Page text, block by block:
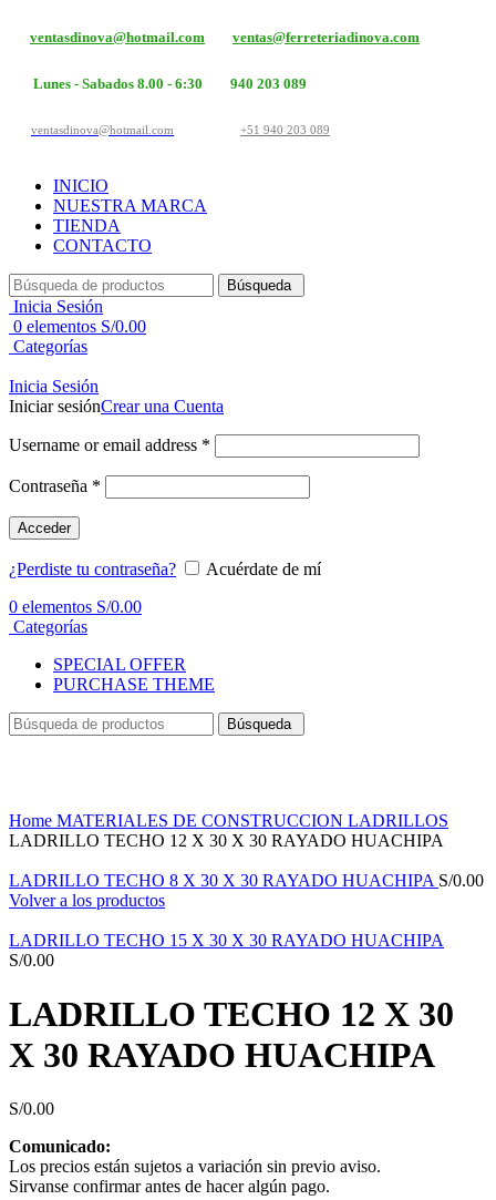
ventasdinova@hotmail.com ventas@ferreteriadinova.com
Lunes - Sabados 8.00 - 6:30 940 203 089
ventasdinova@hotmail.com +51 940 203 089
INICIO
NUESTRA MARCA
TIENDA
CONTACTO
Búsqueda
Inicia Sesión
0 elementos S/0.00
Categorías
Inicia Sesión
Iniciar sesiónCrear una Cuenta
Username or email address *
Contraseña *
Acceder
¿Perdiste tu contraseña?
Acuérdate de mí
0 elementos S/0.00
Categorías
SPECIAL OFFER
PURCHASE THEME
Búsqueda
Home MATERIALES DE CONSTRUCCION LADRILLOS
LADRILLO TECHO 12 X 30 X 30 RAYADO HUACHIPA
LADRILLO TECHO 8 X 30 X 30 RAYADO HUACHIPA S/0.00
Volver a los productos
LADRILLO TECHO 15 X 30 X 30 RAYADO HUACHIPA
S/0.00
LADRILLO TECHO 12 X 30
X 30 RAYADO HUACHIPA
S/0.00
Comunicado:
Los precios están sujetos a variación sin previo aviso.
Sirvanse confirmar antes de hacer algún pago.